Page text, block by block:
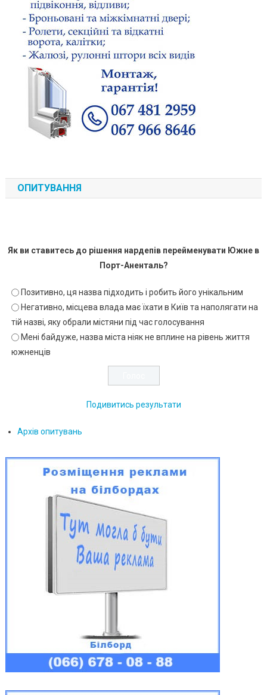
ОПИТУВАННЯ
Як ви ставитесь до рішення нардепів перейменувати Южне в
Порт-Аненталь?
Позитивно, ця назва підходить і робить його унікальним
Негативно, місцева влада має їхати в Київ та наполягати на
тій назві, яку обрали містяни під час голосування
Мені байдуже, назва міста ніяк не вплине на рівень життя
южненців
Подивитись результати
Архів опитувань